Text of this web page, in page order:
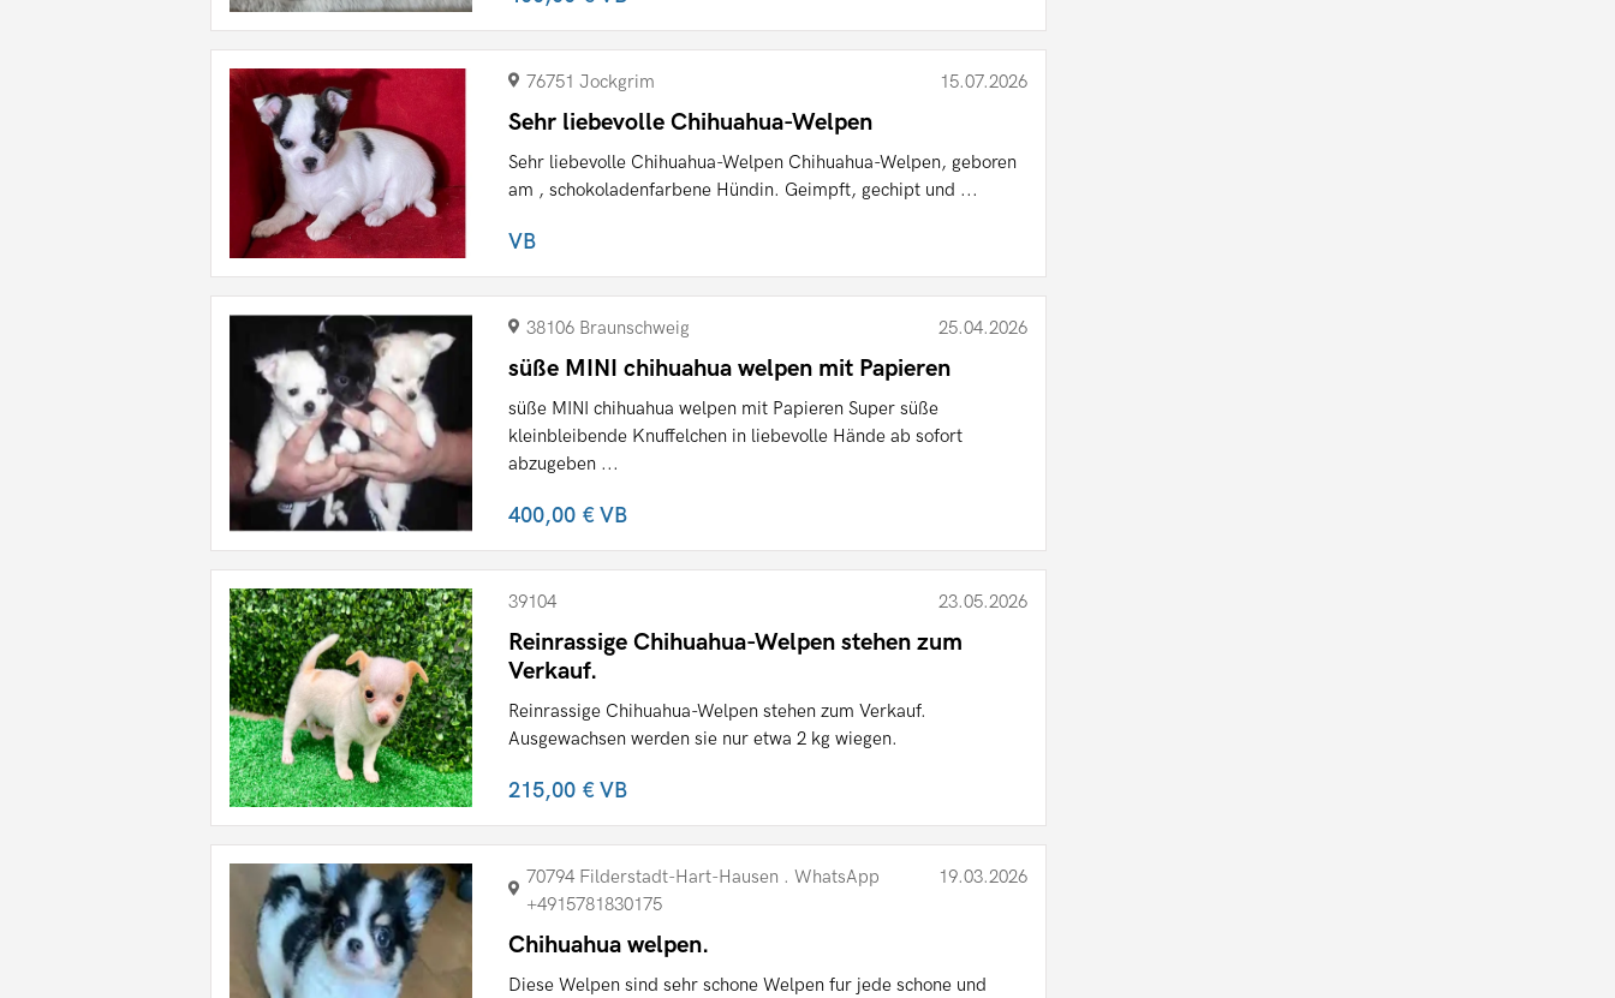
76751 Jockgrim 15.07.2026
Sehr liebevolle Chihuahua-Welpen
Sehr liebevolle Chihuahua-Welpen Chihuahua-Welpen, geboren
am , schokoladenfarbene Hündin. Geimpft, gechipt und ...
VB
38106 Braunschweig 25.04.2026
süße MINI chihuahua welpen mit Papieren
süße MINI chihuahua welpen mit Papieren Super süße
kleinbleibende Knuffelchen in liebevolle Hände ab sofort
abzugeben ...
400,00 €VB
39104 23.05.2026
Reinrassige Chihuahua-Welpen stehen zum
Verkauf.
Reinrassige Chihuahua-Welpen stehen zum Verkauf.
Ausgewachsen werden sie nur etwa 2 kg wiegen.
215,00 €VB
70794 Filderstadt-Hart-Hausen . WhatsApp
+4915781830175
19.03.2026
Chihuahua welpen.
Diese Welpen sind sehr schone Welpen fur jede schone und